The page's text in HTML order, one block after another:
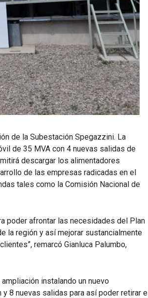
de la Subestación Spegazzini. La
de 35 MVA con 4 nuevas salidas de
descargar los alimentadores
de las empresas radicadas en el
tales como la Comisión Nacional de
poder afrontar las necesidades del Plan
la región y así mejorar sustancialmente
remarcó Gianluca Palumbo,
instalando un nuevo
8 nuevas salidas para así poder retirar el